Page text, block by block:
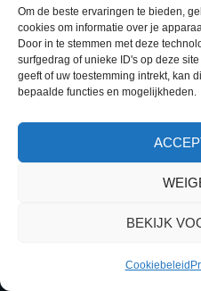
Om de beste ervaringen te bieden,
cookies om informatie over je
Door in te stemmen met deze
surfgedrag of unieke ID's op deze
geeft of uw toestemming intrekt, kan
bepaalde functies en mogelijkheden.
BEKIJK
Cookiebeleid
Centrale toegang